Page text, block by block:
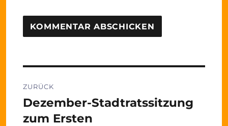
ZURÜCK
Vorheriger
Beitrag:
Dezember-Stadtratssitzung
zum Ersten